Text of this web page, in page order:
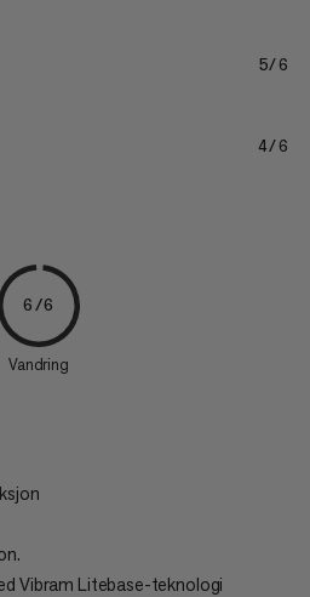
5/6
4/6
6/6
Vandring
Vibram Litebase-teknologi